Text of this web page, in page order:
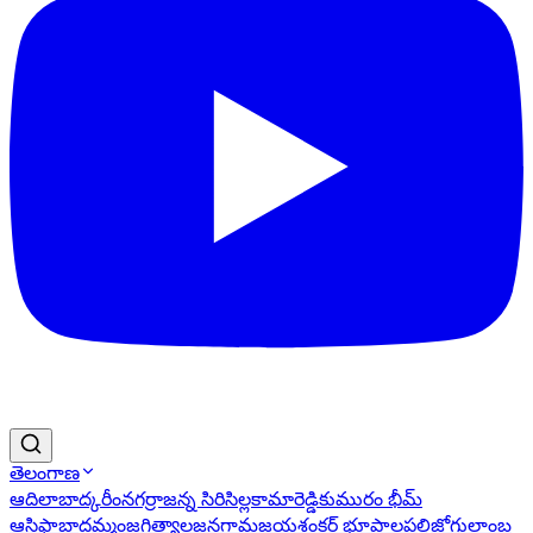
తెలంగాణ
ఆదిలాబాద్కరీంనగర్రాజన్న సిరిసిల్లకామారెడ్డికుమురం భీమ్
ఆసిఫాబాద్ఖమ్మంజగిత్యాలజనగామజయశంకర్ భూపాలపల్లిజోగులాంబ